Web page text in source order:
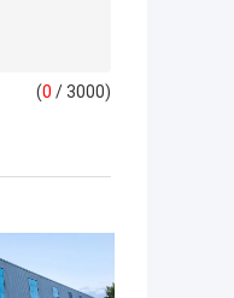
(0 / 3000)